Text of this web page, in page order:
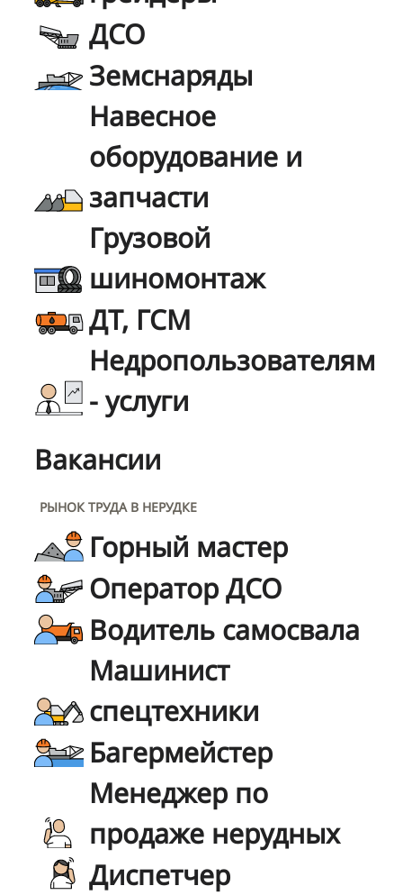
ДСО
Земснаряды
Навесное
оборудование и
запчасти
Грузовой
шиномонтаж
ДТ, ГСМ
Недропользователям
- услуги
Вакансии
РЫНОК ТРУДА В НЕРУДКЕ
Горный мастер
Оператор ДСО
Водитель самосвала
Машинист
спецтехники
Багермейстер
Менеджер по
продаже нерудных
Диспетчер